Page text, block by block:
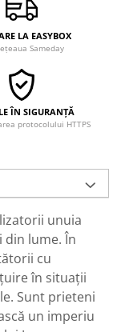
LA EASYBOX
Sameday
ÎN SIGURANȚĂ
protocolului HTTPS
unuia
lume. În
cu
în situații
Sunt prieteni
un imperiu